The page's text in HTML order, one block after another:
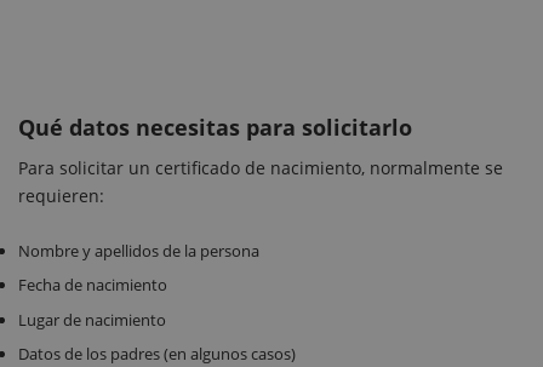
Qué datos necesitas para solicitarlo
Para solicitar un certificado de nacimiento, normalmente se
requieren:
Nombre y apellidos de la persona
Fecha de nacimiento
Lugar de nacimiento
Datos de los padres (en algunos casos)